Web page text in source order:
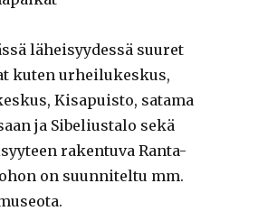
läheisyydessä suuret
kuten urheilukeskus,
Kisapuisto, satama
ja Sibeliustalo sekä
rakentuva Ranta-
on suunniteltu mm.